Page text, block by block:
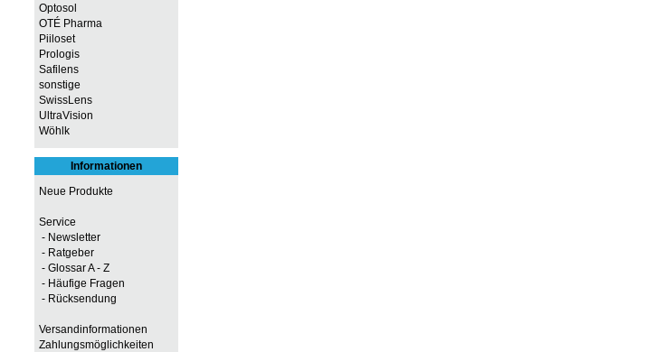
Optosol
OTÉ Pharma
Piiloset
Prologis
Safilens
sonstige
SwissLens
UltraVision
Wöhlk
Informationen
Neue Produkte
Service
- Newsletter
- Ratgeber
- Glossar A - Z
- Häufige Fragen
- Rücksendung
Versandinformationen
Zahlungsmöglichkeiten